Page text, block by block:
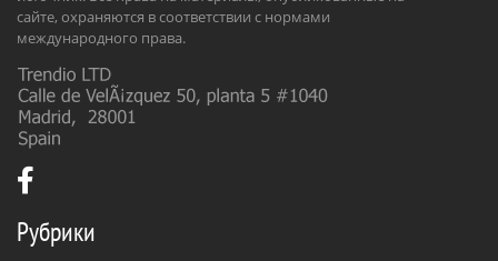
сайте, охраняются в соответствии с нормами
международного права.
Рубрики